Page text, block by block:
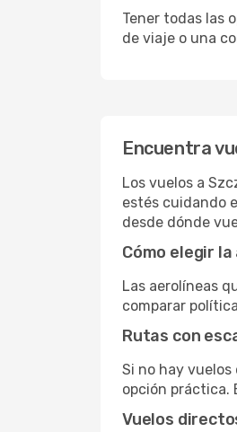
Tener todas las
de viaje o una
Encuentra
Los vuelos a
estés cuidando
desde dónde
Cómo elegir
Las aerolíneas
comparar
Rutas con
Si no hay
opción práctica.
Vuelos